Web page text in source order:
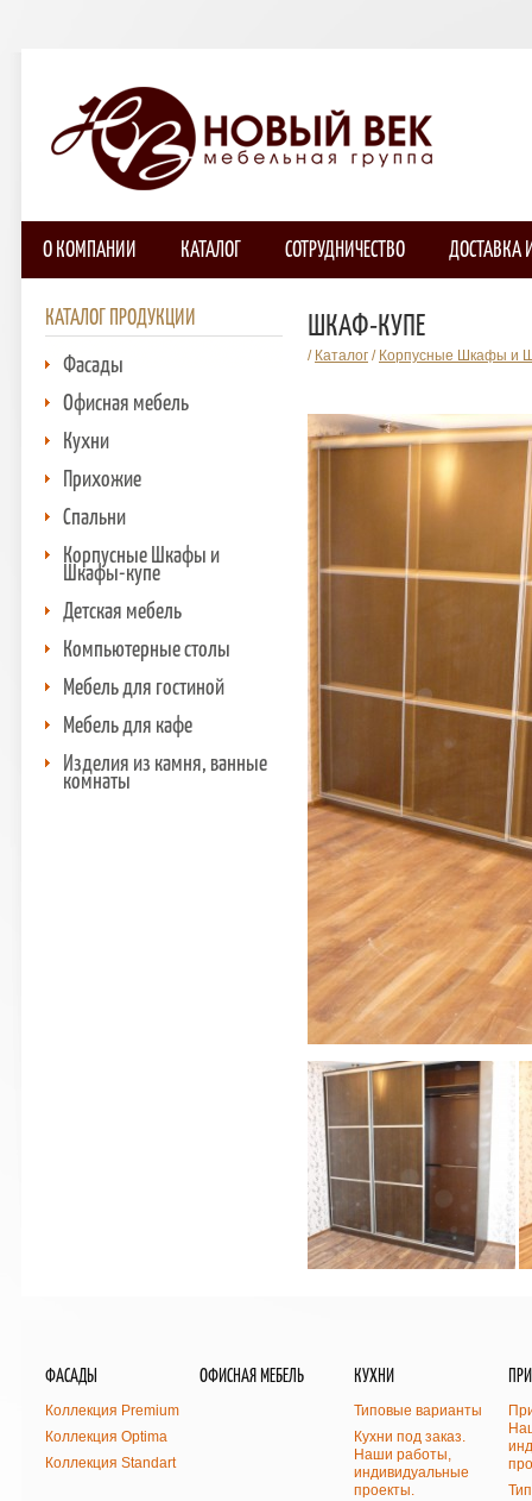
О КОМПАНИИ КАТАЛОГ СОТРУДНИЧЕСТВО ДОСТАВКА
КАТАЛОГ ПРОДУКЦИИ
Фасады
Офисная мебель
Кухни
Прихожие
Спальни
Корпусные Шкафы и
Шкафы-купе
Детская мебель
Компьютерные столы
Мебель для гостиной
Мебель для кафе
Изделия из камня, ванные
комнаты
ШКАФ-КУПЕ
/ Каталог / Корпусные Шкафы и
ФАСАДЫ
Коллекция Premium
Коллекция Optima
Коллекция Standart
ОФИСНАЯ МЕБЕЛЬ КУХНИ
Типовые варианты
Кухни под заказ.
Наши работы,
индивидуальные
проекты.